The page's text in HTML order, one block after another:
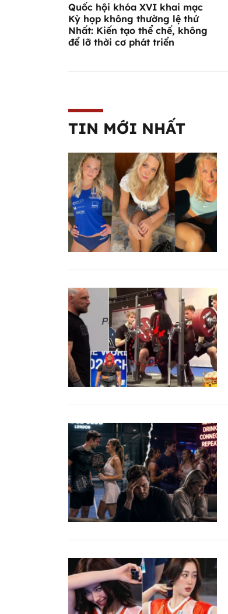
Quốc hội khóa XVI khai mạc
Kỳ họp không thường lệ thứ
Nhất: Kiến tạo thể chế, không
để lỡ thời cơ phát triển
TIN MỚI NHẤT